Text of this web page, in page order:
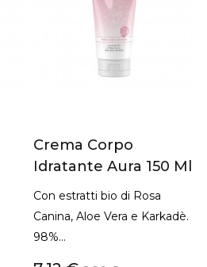
Crema Corpo
Idratante Aura 150 Ml
Con estratti bio di Rosa
Canina, Aloe Vera e Karkadè.
98%...